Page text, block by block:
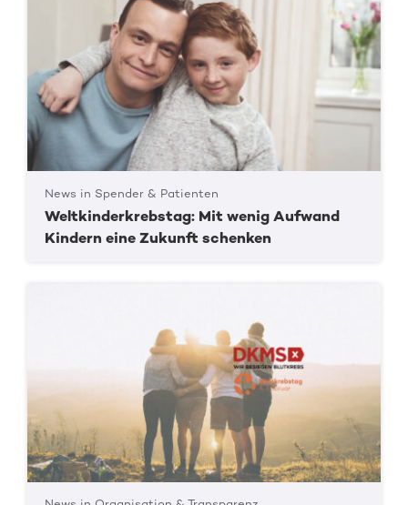
News in Spender & Patienten
Weltkinderkrebstag: Mit wenig Aufwand
Kindern eine Zukunft schenken